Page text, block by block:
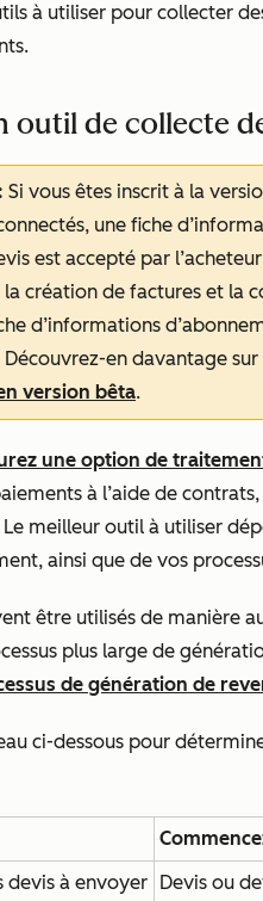
à utiliser pour collecter
outil de collecte
Si vous êtes inscrit à la
une fiche
est accepté par
création de factures et la
d’informations
en davantage sur
version bêta.
une option de
à l’aide de
meilleur outil à utiliser
ainsi que de vos
être utilisés de manière
plus large de
de génération de
ci-dessous pour
devis à envoyer Devis ou